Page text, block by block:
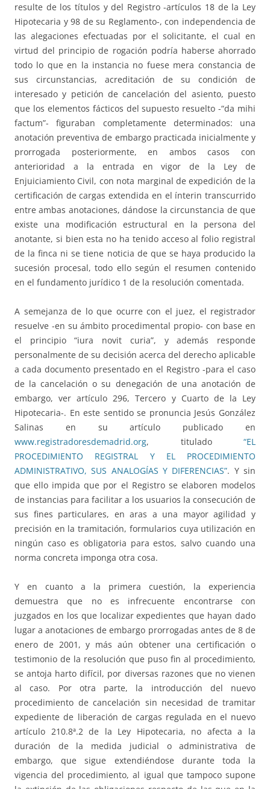
resulte de los títulos y del Registro -artículos 18 de la Ley
Hipotecaria y 98 de su Reglamento-, con independencia de
las alegaciones efectuadas por el solicitante, el cual en
virtud del principio de rogación podría haberse ahorrado
todo lo que en la instancia no fuese mera constancia de
sus circunstancias, acreditación de su condición de
interesado y petición de cancelación del asiento, puesto
que los elementos fácticos del supuesto resuelto -“da mihi
factum”- figuraban completamente determinados: una
anotación preventiva de embargo practicada inicialmente y
prorrogada posteriormente, en ambos casos con
anterioridad a la entrada en vigor de la Ley de
Enjuiciamiento Civil, con nota marginal de expedición de la
certificación de cargas extendida en el ínterin transcurrido
entre ambas anotaciones, dándose la circunstancia de que
existe una modificación estructural en la persona del
anotante, si bien esta no ha tenido acceso al folio registral
de la finca ni se tiene noticia de que se haya producido la
sucesión procesal, todo ello según el resumen contenido
en el fundamento jurídico 1 de la resolución comentada.
A semejanza de lo que ocurre con el juez, el registrador
resuelve -en su ámbito procedimental propio- con base en
el principio “iura novit curia”, y además responde
personalmente de su decisión acerca del derecho aplicable
a cada documento presentado en el Registro -para el caso
de la cancelación o su denegación de una anotación de
embargo, ver artículo 296, Tercero y Cuarto de la Ley
Hipotecaria-. En este sentido se pronuncia Jesús González
Salinas en su artículo publicado en
www.registradoresdemadrid.org, titulado “EL
PROCEDIMIENTO REGISTRAL Y EL PROCEDIMIENTO
ADMINISTRATIVO, SUS ANALOGÍAS Y DIFERENCIAS”. Y sin
que ello impida que por el Registro se elaboren modelos
de instancias para facilitar a los usuarios la consecución de
sus fines particulares, en aras a una mayor agilidad y
precisión en la tramitación, formularios cuya utilización en
ningún caso es obligatoria para estos, salvo cuando una
norma concreta imponga otra cosa.
Y en cuanto a la primera cuestión, la experiencia
demuestra que no es infrecuente encontrarse con
juzgados en los que localizar expedientes que hayan dado
lugar a anotaciones de embargo prorrogadas antes de 8 de
enero de 2001, y más aún obtener una certificación o
testimonio de la resolución que puso fin al procedimiento,
se antoja harto difícil, por diversas razones que no vienen
al caso. Por otra parte, la introducción del nuevo
procedimiento de cancelación sin necesidad de tramitar
expediente de liberación de cargas regulada en el nuevo
artículo 210.8ª.2 de la Ley Hipotecaria, no afecta a la
duración de la medida judicial o administrativa de
embargo, que sigue extendiéndose durante toda la
vigencia del procedimiento, al igual que tampoco supone